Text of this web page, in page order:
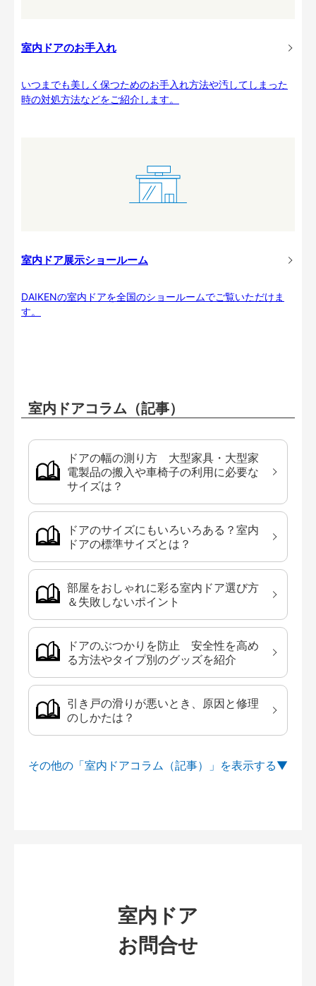
室内ドアのお手入れ
いつまでも美しく保つためのお手入れ方法や汚してしまった
時の対処方法などをご紹介します。
室内ドア展示ショールーム
DAIKENの室内ドアを全国のショールームでご覧いただけま
す。
室内ドアコラム（記事）
ドアの幅の測り方 大型家具・大型家
電製品の搬入や車椅子の利用に必要な
サイズは？
ドアのサイズにもいろいろある？室内
ドアの標準サイズとは？
部屋をおしゃれに彩る室内ドア選び方
＆失敗しないポイント
ドアのぶつかりを防止 安全性を高め
る方法やタイプ別のグッズを紹介
引き戸の滑りが悪いとき、原因と修理
のしかたは？
その他の「室内ドアコラム（記事）」を
室内ドア
お問合せ